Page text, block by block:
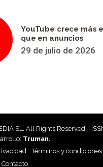
YouTube crece más
que en anuncios
29 de julio de 2026
SL. All Rights Reserved. |
Truman.
Términos y condiciones
Contacto